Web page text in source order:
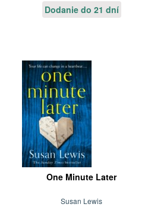
Dodanie do 21 dní
One Minute Later
Susan Lewis